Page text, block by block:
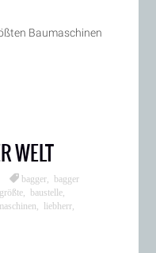
Baumaschinen
bagger ,bagger
,baustelle
liebherr